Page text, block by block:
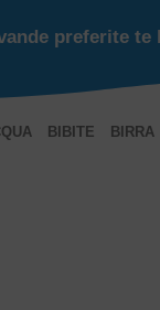
preferite
BIBITE BIRRA